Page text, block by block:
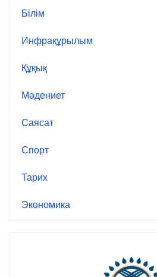
Білім
Инфрақұрылым
Құқық
Мәдениет
Саясат
Спорт
Тарих
Экономика